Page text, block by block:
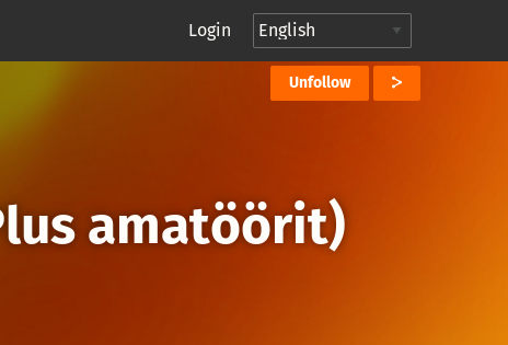
Login
Unfollow
amatöörit)